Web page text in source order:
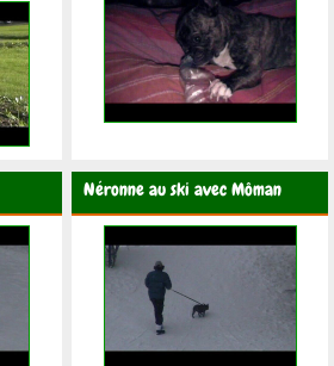
Néronne au ski avec Môman